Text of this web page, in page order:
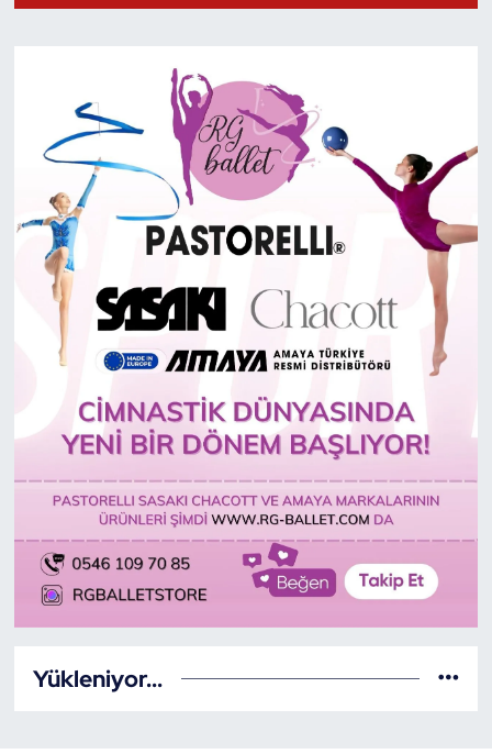
Yükleniyor...
Bocce Bowling Dart
Boks
Briç
Buz Hokeyi
Buz Pateni
Çim Hokeyi
Cimnastik
Dağcılık
Dans Sporları
E-Spor